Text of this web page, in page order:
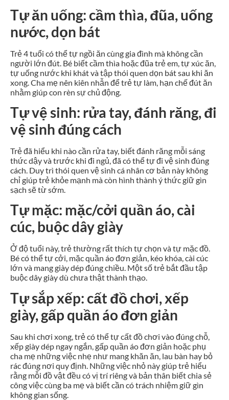
Tự ăn uống: cầm thìa, đũa, uống
nước, dọn bát
Trẻ 4 tuổi có thể tự ngồi ăn cùng gia đình mà không cần
người lớn đút. Bé biết cầm thìa hoặc đũa trẻ em, tự xúc ăn,
tự uống nước khi khát và tập thói quen dọn bát sau khi ăn
xong. Cha mẹ nên kiên nhẫn để trẻ tự làm, hạn chế đút ăn
nhằm giúp con rèn sự chủ động.
Tự vệ sinh: rửa tay, đánh răng, đi
vệ sinh đúng cách
Trẻ đã hiểu khi nào cần rửa tay, biết đánh răng mỗi sáng
thức dậy và trước khi đi ngủ, đã có thể tự đi vệ sinh đúng
cách. Duy trì thói quen vệ sinh cá nhân cơ bản này không
chỉ giúp trẻ khỏe mạnh mà còn hình thành ý thức giữ gìn
sạch sẽ từ sớm.
Tự mặc: mặc/cởi quần áo, cài
cúc, buộc dây giày
Ở độ tuổi này, trẻ thường rất thích tự chọn và tự mặc đồ.
Bé có thể tự cởi, mặc quần áo đơn giản, kéo khóa, cài cúc
lớn và mang giày dép đúng chiều. Một số trẻ bắt đầu tập
buộc dây giày dù chưa thật thành thạo.
Tự sắp xếp: cất đồ chơi, xếp
giày, gấp quần áo đơn giản
Sau khi chơi xong, trẻ có thể tự cất đồ chơi vào đúng chỗ,
xếp giày dép ngay ngắn, gấp quần áo đơn giản hoặc phụ
cha mẹ những việc nhẹ như mang khăn ăn, lau bàn hay bỏ
rác đúng nơi quy định. Những việc nhỏ này giúp trẻ hiểu
rằng mỗi đồ vật đều có vị trí riêng và bản thân biết chia sẻ
công việc cùng ba mẹ và biết cần có trách nhiệm giữ gìn
không gian sống.